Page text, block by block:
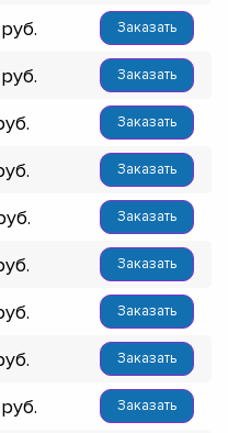
Заказать
Заказать
Заказать
Заказать
Заказать
Заказать
Заказать
Заказать
Заказать